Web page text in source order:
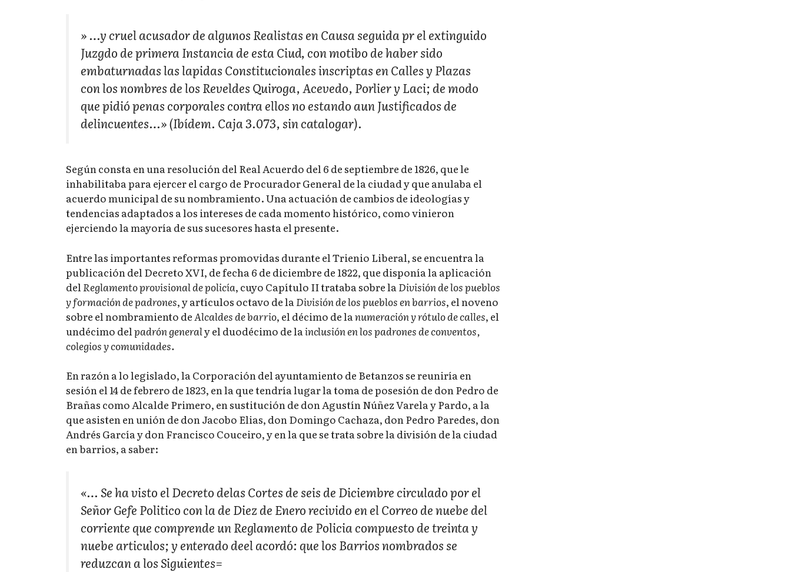
» …y cruel acusador de algunos Realistas en Causa seguida pr el extinguido
Juzgdo de primera Instancia de esta Ciud, con motibo de haber sido
embaturnadas las lapidas Constitucionales inscriptas en Calles y Plazas
con los nombres de los Reveldes Quiroga, Acevedo, Porlier y Laci; de modo
que pidió penas corporales contra ellos no estando aun Justificados de
delincuentes…» (Ibídem. Caja 3.073, sin catalogar).
Según consta en una resolución del Real Acuerdo del 6 de septiembre de 1826, que le
inhabilitaba para ejercer el cargo de Procurador General de la ciudad y que anulaba el
acuerdo municipal de su nombramiento. Una actuación de cambios de ideologías y
tendencias adaptados a los intereses de cada momento histórico, como vinieron
ejerciendo la mayoría de sus sucesores hasta el presente.
Entre las importantes reformas promovidas durante el Trienio Liberal, se encuentra la
publicación del Decreto XVI, de fecha 6 de diciembre de 1822, que disponía la aplicación
del Reglamento provisional de policía, cuyo Capítulo II trataba sobre la División de los pueblos
y formación de padrones, y artículos octavo de la División de los pueblos en barrios, el noveno
sobre el nombramiento de Alcaldes de barrio, el décimo de la numeración y rótulo de calles, el
undécimo del padrón generaly el duodécimo de la inclusión en los padrones de conventos,
colegios y comunidades.
En razón a lo legislado, la Corporación del ayuntamiento de Betanzos se reuniría en
sesión el 14 de febrero de 1823, en la que tendría lugar la toma de posesión de don Pedro de
Brañas como Alcalde Primero, en sustitución de don Agustín Núñez Varela y Pardo, a la
que asisten en unión de don Jacobo Elias, don Domingo Cachaza, don Pedro Paredes, don
Andrés García y don Francisco Couceiro, y en la que se trata sobre la división de la ciudad
en barrios, a saber:
«… Se ha visto el Decreto delas Cortes de seis de Diciembre circulado por el
Señor Gefe Politico con la de Diez de Enero recivido en el Correo de nuebe del
corriente que comprende un Reglamento de Policia compuesto de treinta y
nuebe articulos; y enterado deel acordó: que los Barrios nombrados se
reduzcan a los Siguientes=